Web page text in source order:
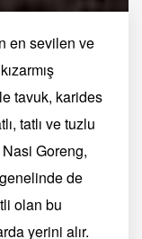
en sevilen ve
tavuk, karides
tatlı ve tuzlu
Goreng,
de
olan bu
yerini alır.